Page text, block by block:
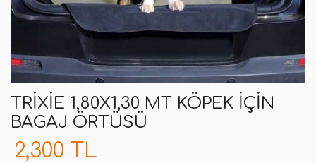
TRIXIE 1,80X1,30 MT KÖPEK İÇIN
BAGAJ ÖRTÜSÜ
2,300 TL